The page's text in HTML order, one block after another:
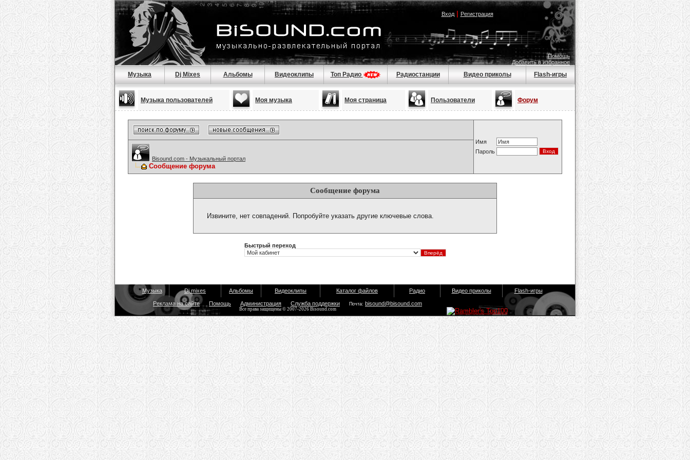
Вход| Регистрация
Помощь
Добавить в избранное
Музыка Dj Mixes Альбомы Видеоклипы Топ Радио Радиостанции Видео приколы Flash-игры
Музыка пользователей Моя музыка Моя страница Пользователи Форум
Имя
Пароль
Bisound.com - Музыкальный портал
Сообщение форума
Сообщение форума
Извините, нет совпадений. Попробуйте указать другие ключевые слова.
Быстрый переход
Музыка Dj mixes Альбомы Видеоклипы Каталог файлов Радио Видео приколы Flash-игры
Реклама на сайте Помощь Администрация Служба поддержки Почта: bisound@bisound.com
Все права защищены © 2007-2026 Bisound.com